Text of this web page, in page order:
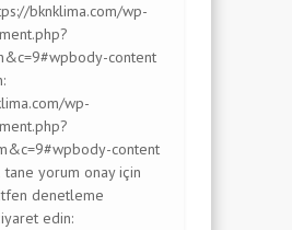
bknklima.com/wp-
content
wp-
content
tane yorum onay için
denetleme
edin: